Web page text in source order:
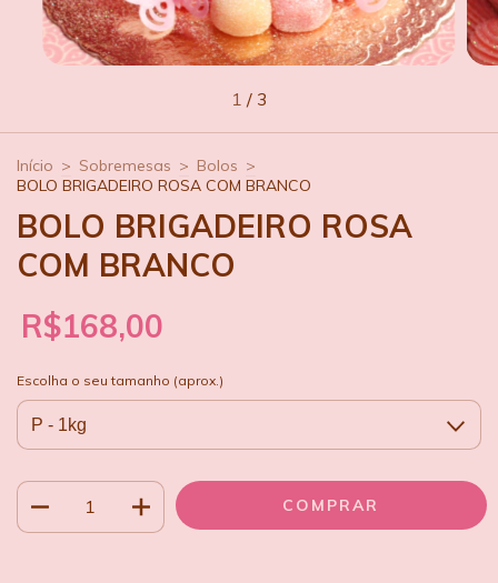
1 / 3
Início > Sobremesas > Bolos >
BOLO BRIGADEIRO ROSA COM BRANCO
BOLO BRIGADEIRO ROSA
COM BRANCO
R$168,00
Escolha o seu tamanho (aprox.)